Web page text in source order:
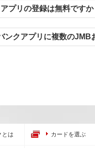
プリの登録は無料ですか
クアプリに複数のJMB
とは カードを選ぶ